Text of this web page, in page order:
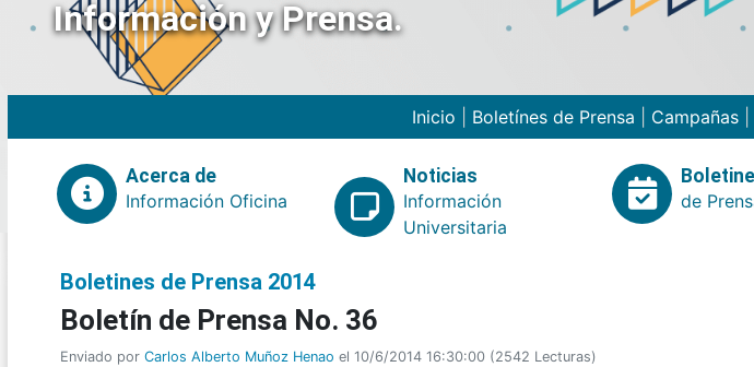
Información y Prensa.
Inicio Boletínes de Prensa Campañas
Acerca de
Información Oficina
Noticias
Información
Universitaria
de
Boletines de Prensa 2014
Boletí­n de Prensa No. 36
Enviado por Carlos Alberto Muñoz Henao el 10/6/2014 16:30:00 (2542 Lecturas)